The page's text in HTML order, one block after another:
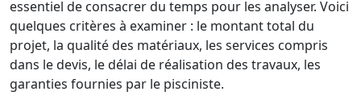
essentiel de consacrer du temps pour les analyser. Voici
quelques critères à examiner : le montant total du
projet, la qualité des matériaux, les services compris
dans le devis, le délai de réalisation des travaux, les
garanties fournies par le pisciniste.